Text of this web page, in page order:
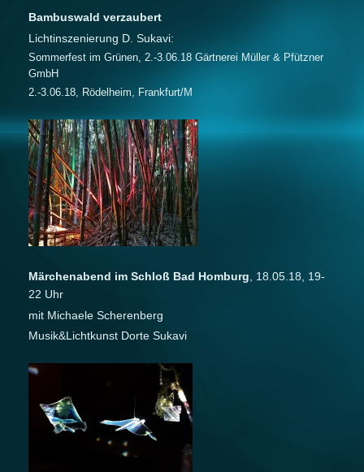
Bambuswald verzaubert
Lichtinszenierung D. Sukavi:
Sommerfest im Grünen, 2.-3.06.18 Gärtnerei Müller & Pfützner
GmbH
2.-3.06.18, Rödelheim, Frankfurt/M
Märchenabend im Schloß Bad Homburg, 18.05.18, 19-
22 Uhr
mit Michaele Scherenberg
Musik&Lichtkunst Dorte Sukavi